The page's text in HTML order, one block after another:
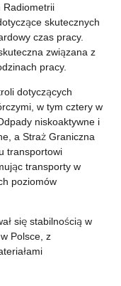
Radiometrii
skutecznych
czas pracy.
związana z
pracy.
dotyczących
w tym cztery w
niskoaktywne i
a Straż Graniczna
transportowi
transporty w
poziomów
się stabilnością w
Polsce, z